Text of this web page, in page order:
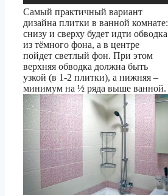
Самый практичный вариант
дизайна плитки в ванной комнате:
снизу и сверху будет идти обводка
из тёмного фона, а в центре
пойдет светлый фон. При этом
верхняя обводка должна быть
узкой (в 1-2 плитки), а нижняя –
минимум на ½ ряда выше ванной.